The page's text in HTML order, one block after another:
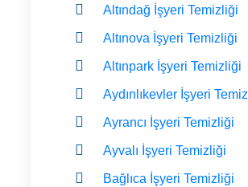
Altındağ İşyeri Temizliği
Altınova İşyeri Temizliği
Altınpark İşyeri Temizliği
Aydınlıkevler İşyeri
Ayrancı İşyeri Temizliği
Ayvalı İşyeri Temizliği
Bağlıca İşyeri Temizliği